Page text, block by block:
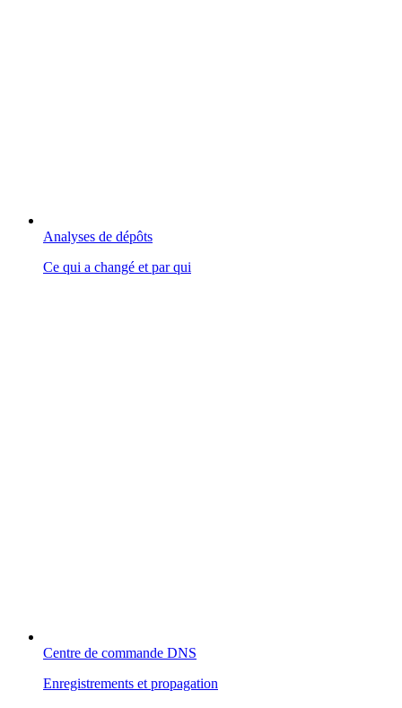
Analyses de dépôts
Ce qui a changé et par qui
Centre de commande DNS
Enregistrements et propagation